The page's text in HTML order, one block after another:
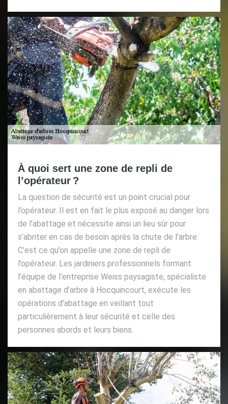
À quoi sert une zone de repli de
l’opérateur ?
La question de sécurité est un point crucial pour
l’opérateur. Il est en fait le plus exposé au danger lors
de l’abattage et nécessite ainsi un lieu sûr pour
s’abriter en cas de besoin après la chute de l’arbre.
C’est ce qu’on appelle une zone de repli de
l’opérateur. Les jardiniers professionnels formant
l’équipe de l’entreprise Weiss paysagiste, spécialiste
en abattage d’arbre à Hocquincourt, exécute les
opérations d’abattage en veillant tout
particulièrement à leur sécurité et celle des
personnes abords et leurs biens.